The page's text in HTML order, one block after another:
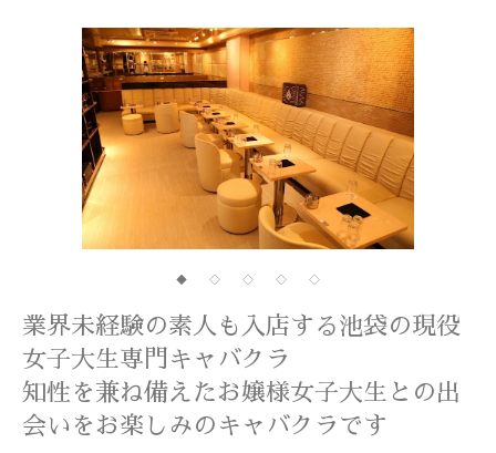
◆ ◇ ◇ ◇ ◇
業界未経験の素人も入店する池袋の現役
女子大生専門キャバクラ
知性を兼ね備えたお嬢様女子大生との出
会いをお楽しみのキャバクラです